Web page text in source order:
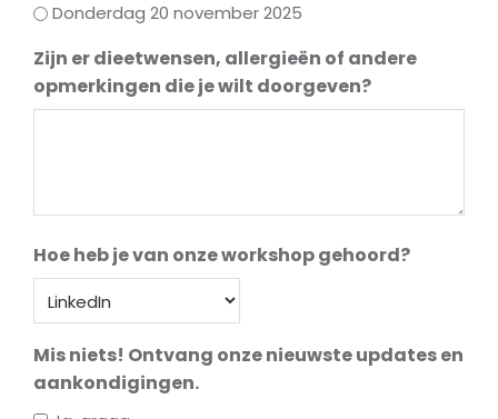
Donderdag 20 november 2025
Zijn er dieetwensen, allergieën of andere
opmerkingen die je wilt doorgeven?
Hoe heb je van onze workshop gehoord?
Mis niets! Ontvang onze nieuwste updates en
aankondigingen.